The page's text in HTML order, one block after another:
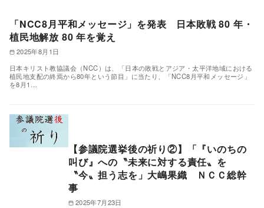
「NCC8月平和メッセージ」を発表 日本敗戦 80 年・
植民地解放 80 年を覚え
2025年8月1日
日本キリスト教協議会（NCC）は、「日本の敗戦とアジア・太平洋地域における
植民地支配の終焉から80年という節目」に当たり、「NCC8月平和メッセージ」
を8月1…
【参議院選挙後の祈り②】「『いのちの
叫び』への〝未来に対する責任〟を
〝今〟担う志を」大嶋果織 ＮＣＣ総幹
事
2025年7月23日